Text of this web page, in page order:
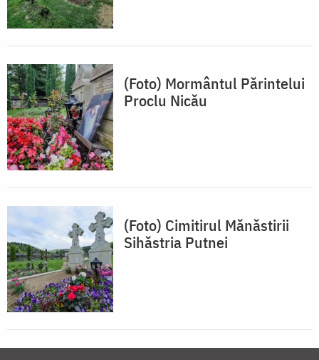
(Foto) Mormântul Părintelui
Proclu Nicău
(Foto) Cimitirul Mănăstirii
Sihăstria Putnei